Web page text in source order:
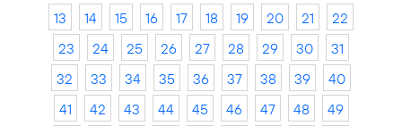
13
14 15 16 17 18 19 20 21
22
23
24 25 26 27 28 29 30
31
32
33 34 35 36 37 38 39
40
41
42 43 44 45 46 47 48
49